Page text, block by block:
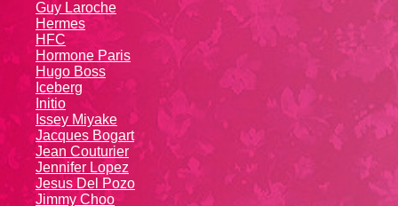
Guy Laroche
Hermes
HFC
Hormone Paris
Hugo Boss
Iceberg
Initio
Issey Miyake
Jacques Bogart
Jean Couturier
Jennifer Lopez
Jesus Del Pozo
Jimmy Choo